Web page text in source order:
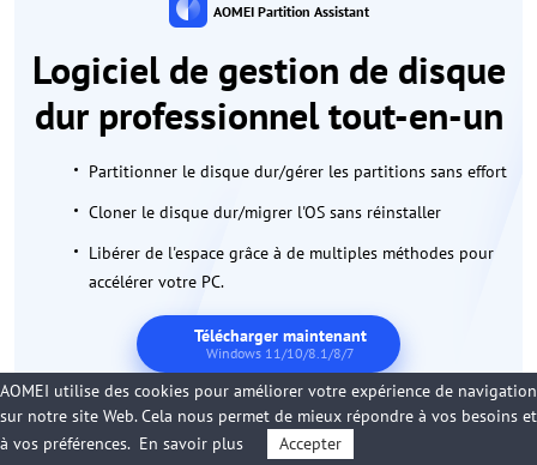
AOMEI Partition Assistant
Logiciel de gestion de disque
dur professionnel tout-en-un
Partitionner le disque dur/gérer les partitions sans effort
Cloner le disque dur/migrer l'OS sans réinstaller
Libérer de l'espace grâce à de multiples méthodes pour
accélérer votre PC.
Télécharger maintenant
Windows 11/10/8.1/8/7
100 % sûr
AOMEI utilise des cookies pour améliorer votre expérience de navigation
sur notre site Web. Cela nous permet de mieux répondre à vos besoins et
à vos préférences. En savoir plus Accepter